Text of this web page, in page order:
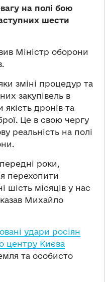
на полі бою
шести
Міністр оборони
зміні процедур та
закупівель в
якість дронів та
Це в свою чергу
реальність на полі
роки,
перехопити
шість місяців у нас
Михайло
удари росіян
центру Києва
та особисто